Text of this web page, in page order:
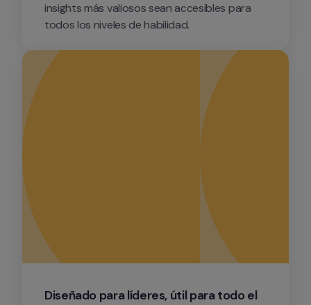
insights más valiosos sean accesibles para
todos los niveles de habilidad.
Diseñado para líderes, útil para todo el